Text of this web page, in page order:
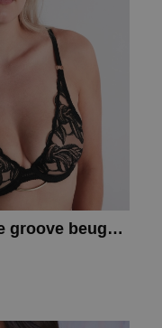
Aubade 3b into the groove beugelbh